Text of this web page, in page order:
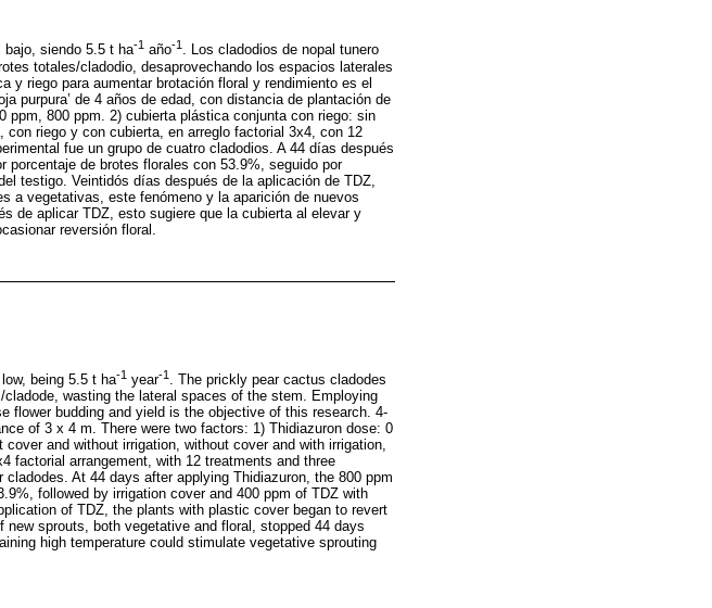
bajo, siendo 5.5 t ha-1 año-1. Los cladodios de nopal tunero
totales/cladodio, desaprovechando los espacios laterales
y riego para aumentar brotación floral y rendimiento es el
purpura’ de 4 años de edad, con distancia de plantación de
800 ppm. 2) cubierta plástica conjunta con riego: sin
riego y con cubierta, en arreglo factorial 3x4, con 12
fue un grupo de cuatro cladodios. A 44 días después
porcentaje de brotes florales con 53.9%, seguido por
testigo. Veintidós días después de la aplicación de TDZ,
a vegetativas, este fenómeno y la aparición de nuevos
de aplicar TDZ, esto sugiere que la cubierta al elevar y
reversión floral.
being 5.5 t ha-1 year-1 . The prickly pear cactus cladodes
wasting the lateral spaces of the stem. Employing
flower budding and yield is the objective of this research. 4-
of 3 x 4 m. There were two factors: 1) Thidiazuron dose: 0
and without irrigation, without cover and with irrigation,
factorial arrangement, with 12 treatments and three
At 44 days after applying Thidiazuron, the 800 ppm
followed by irrigation cover and 400 ppm of TDZ with
of TDZ, the plants with plastic cover began to revert
sprouts, both vegetative and floral, stopped 44 days
high temperature could stimulate vegetative sprouting